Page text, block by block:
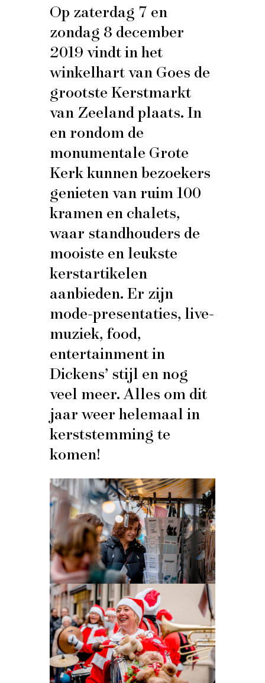
Op zaterdag 7 en
zondag 8 december
2019 vindt in het
winkelhart van Goes de
grootste Kerstmarkt
van Zeeland plaats. In
en rondom de
monumentale Grote
Kerk kunnen bezoekers
genieten van ruim 100
kramen en chalets,
waar standhouders de
mooiste en leukste
kerstartikelen
aanbieden. Er zijn
mode-presentaties, live-
muziek, food,
entertainment in
Dickens’ stijl en nog
veel meer. Alles om dit
jaar weer helemaal in
kerststemming te
komen!